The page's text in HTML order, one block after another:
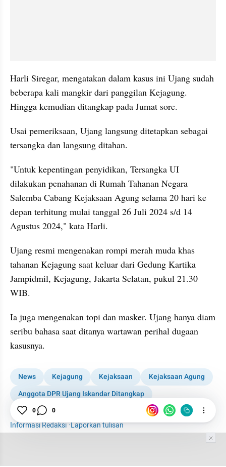
Harli Siregar, mengatakan dalam kasus ini Ujang sudah
beberapa kali mangkir dari panggilan Kejagung.
Hingga kemudian ditangkap pada Jumat sore.
Usai pemeriksaan, Ujang langsung ditetapkan sebagai
tersangka dan langsung ditahan.
"Untuk kepentingan penyidikan, Tersangka UI
dilakukan penahanan di Rumah Tahanan Negara
Salemba Cabang Kejaksaan Agung selama 20 hari ke
depan terhitung mulai tanggal 26 Juli 2024 s/d 14
Agustus 2024," kata Harli.
Ujang resmi mengenakan rompi merah muda khas
tahanan Kejagung saat keluar dari Gedung Kartika
Jampidmil, Kejagung, Jakarta Selatan, pukul 21.30
WIB.
Ia juga mengenakan topi dan masker. Ujang hanya diam
seribu bahasa saat ditanya wartawan perihal dugaan
kasusnya.
News Kejagung Kejaksaan
Kejaksaan Agung
Anggota DPR Ujang Iskandar Ditangkap
Ujang Iskandar
Informasi Redaksi·Laporkan tulisan
0 0